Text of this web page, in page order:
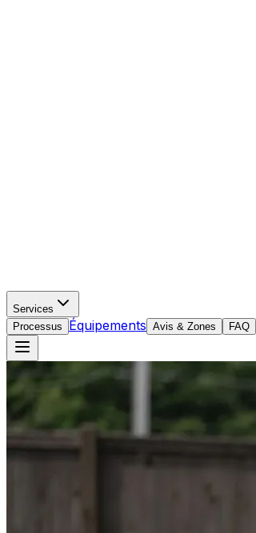
Services
Processus
Équipements Avis & Zones FAQ